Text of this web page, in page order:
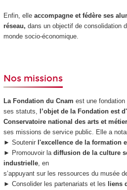
Enfin, elle accompagne et fédère ses
réseau, dans un objectif de consolidation
monde socio-économique.
Nos missions
La Fondation du Cnam est une
ses statuts,
l’objet de la Fondation est
Conservatoire national des arts et
ses missions de service public. Elle a
► Soutenir l'excellence de la formation
► Promouvoir la diffusion de la culture
industrielle, en
s’appuyant sur les ressources du musée
► Consolider les partenariats et les
liens